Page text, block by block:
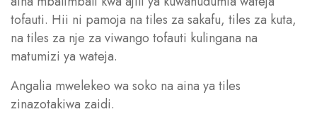
tofauti. Hii ni pamoja na tiles za sakafu, tiles za kuta,
na tiles za nje za viwango tofauti kulingana na
matumizi ya wateja.
Angalia mwelekeo wa soko na aina ya tiles
zinazotakiwa zaidi.